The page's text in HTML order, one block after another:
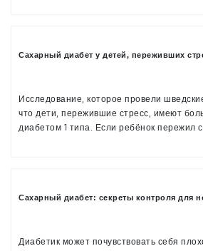
Сахарный диабет у детей, переживших
Исследование, которое провели
что дети, пережившие стресс, имеют
диабетом 1 типа. Если ребёнок пережил
Сахарный диабет: секреты контроля для
Диабетик может почувствовать себя